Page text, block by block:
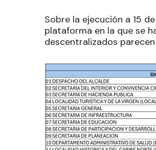
Sobre la ejecución a 15
plataforma en la que se
descentralizados